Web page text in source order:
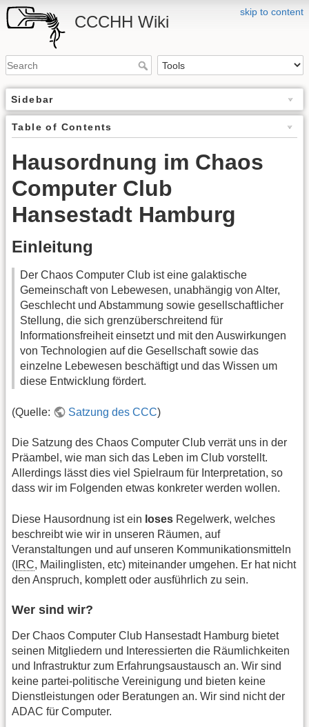
skip to content
CCCHH Wiki
Sidebar
Table of Contents
Hausordnung im Chaos
Computer Club
Hansestadt Hamburg
Einleitung
Der Chaos Computer Club ist eine galaktische
Gemeinschaft von Lebewesen, unabhängig von Alter,
Geschlecht und Abstammung sowie gesellschaftlicher
Stellung, die sich grenzüberschreitend für
Informationsfreiheit einsetzt und mit den Auswirkungen
von Technologien auf die Gesellschaft sowie das
einzelne Lebewesen beschäftigt und das Wissen um
diese Entwicklung fördert.
(Quelle: Satzung des CCC)
Die Satzung des Chaos Computer Club verrät uns in der
Präambel, wie man sich das Leben im Club vorstellt.
Allerdings lässt dies viel Spielraum für Interpretation, so
dass wir im Folgenden etwas konkreter werden wollen.
Diese Hausordnung ist ein loses Regelwerk, welches
beschreibt wie wir in unseren Räumen, auf
Veranstaltungen und auf unseren Kommunikationsmitteln
( IRC, Mailinglisten, etc) miteinander umgehen. Er hat nicht
den Anspruch, komplett oder ausführlich zu sein.
Wer sind wir?
Der Chaos Computer Club Hansestadt Hamburg bietet
seinen Mitgliedern und Interessierten die Räumlichkeiten
und Infrastruktur zum Erfahrungsaustausch an. Wir sind
keine partei-politische Vereinigung und bieten keine
Dienstleistungen oder Beratungen an. Wir sind nicht der
ADAC für Computer.